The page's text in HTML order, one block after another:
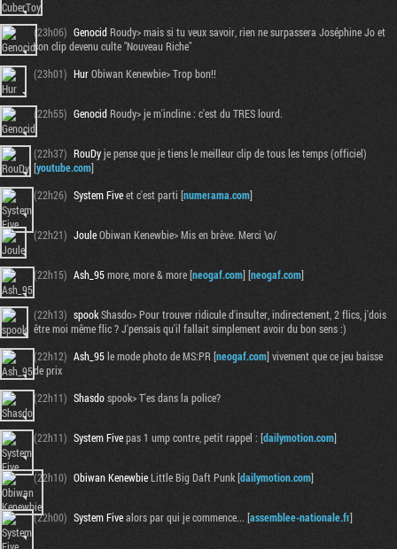
(23h06) GenocidRoudy> mais si tu veux savoir, rien ne surpassera Joséphine Jo et
son clip devenu culte "Nouveau Riche"
(23h01) HurObiwan Kenewbie> Trop bon!!
(22h55) Genocid Roudy> je m'incline : c'est du TRES lourd.
(22h37) RouDyje pense que je tiens le meilleur clip de tous les temps (officiel)
[youtube.com]
(22h26) System Fiveet c'est parti [numerama.com]
(22h21) JouleObiwan Kenewbie> Mis en brève. Merci \o/
(22h15) Ash_95more, more & more [neogaf.com] [neogaf.com]
(22h13) spookShasdo> Pour trouver ridicule d'insulter, indirectement, 2 flics, j'dois
être moi même flic ? J'pensais qu'il fallait simplement avoir du bon sens :)
(22h12) Ash_95le mode photo de MS:PR [neogaf.com] vivement que ce jeu baisse
de prix
(22h11) Shasdospook> T'es dans la police?
(22h11) System Fivepas 1 ump contre, petit rappel : [dailymotion.com]
(22h10) Obiwan KenewbieLittle Big Daft Punk [dailymotion.com]
(22h00) System Fivealors par qui je commence... [assemblee-nationale.fr]
Tribune